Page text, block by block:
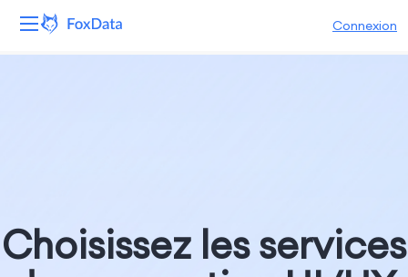
Connexion
Tarifs
Choisissez les services